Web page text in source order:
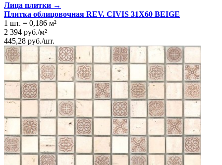
Лица плитки →
Плитка облицовочная REV. CIVIS 31X60 BEIGE
1 шт. = 0,186 м²
2 394 руб./м²
445,28 руб./шт.